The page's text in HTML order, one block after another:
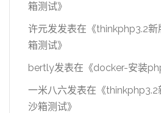
箱测试》
许元发发表在《thinkphp3.2新
箱测试》
bertly发表在《docker-安装
一米八六发表在《thinkphp3.2
沙箱测试》